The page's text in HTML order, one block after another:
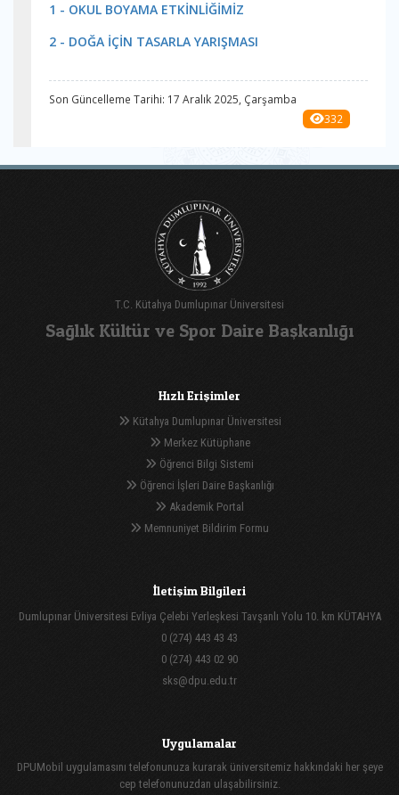
1 - OKUL BOYAMA ETKİNLİĞİMİZ
2 - DOĞA İÇİN TASARLA YARIŞMASI
Son Güncelleme Tarihi: 17 Aralık 2025, Çarşamba
332
T.C. Kütahya Dumlupınar Üniversitesi
Sağlık Kültür ve Spor Daire Başkanlığı
Hızlı Erişimler
Kütahya Dumlupınar Üniversitesi
Merkez Kütüphane
Öğrenci Bilgi Sistemi
Öğrenci İşleri Daire Başkanlığı
Akademik Portal
Memnuniyet Bildirim Formu
İletişim Bilgileri
Dumlupınar Üniversitesi Evliya Çelebi Yerleşkesi Tavşanlı Yolu 10. km KÜTAHYA
0 (274) 443 43 43
0 (274) 443 02 90
sks@dpu.edu.tr
Uygulamalar
DPUMobil uygulamasını telefonunuza kurarak üniversitemiz hakkındaki her şeye
cep telefonunuzdan ulaşabilirsiniz.